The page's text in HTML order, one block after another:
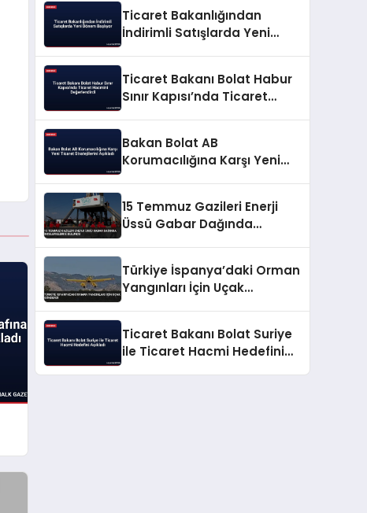
Ticaret Bakanlığından
İndirimli Satışlarda Yeni
Ticaret Bakanı Bolat Habur
Sınır Kapısı’nda Ticaret
Bakan Bolat AB
Korumacılığına Karşı Yeni
15 Temmuz Gazileri Enerji
Üssü Gabar Dağında
Türkiye İspanya’daki Orman
Yangınları İçin Uçak
Ticaret Bakanı Bolat Suriye
ile Ticaret Hacmi Hedefini